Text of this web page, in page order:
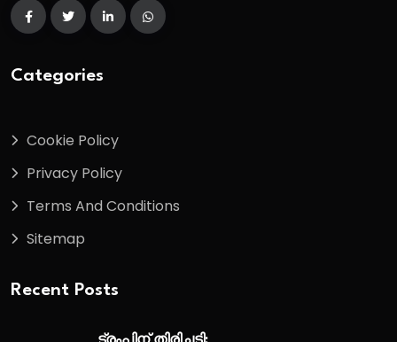
Categories
Cookie Policy
Privacy Policy
Terms And Conditions
Sitemap
Recent Posts